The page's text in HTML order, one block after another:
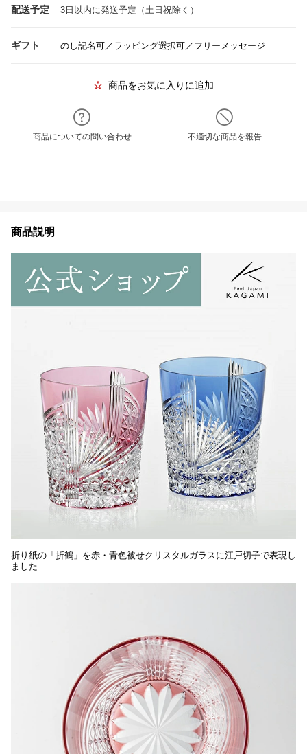
配送予定 3日以内に発送予定（土日祝除く）
ギフト のし記名可／ラッピング選択可／フリーメッセージ
商品をお気に入りに追加
商品についての問い合わせ 不適切な商品を報告
商品説明
折り紙の「折鶴」を赤・青色被せクリスタルガラスに江戸切子で表現し
ました